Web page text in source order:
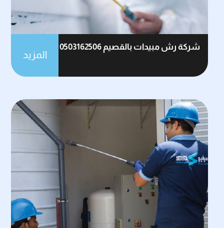
شركة رش مبيدات بالقصيم 0503162506
المزيد